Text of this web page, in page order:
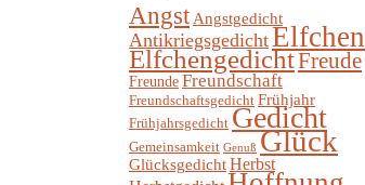
Angst Angstgedicht
AntikriegsgedichtElfchen
ElfchengedichtFreude
FreundeFreundschaft
Freundschaftsgedicht Frühjahr
Frühjahrsgedicht Gedicht
Gemeinsamkeit Genuß Glück
GlücksgedichtHerbst